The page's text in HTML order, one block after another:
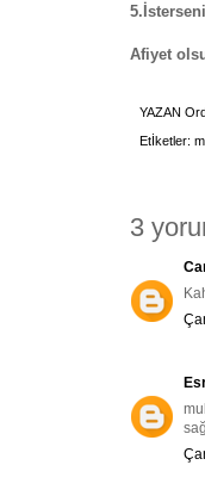
Afiyet
YAZAN
Etİketler:
3